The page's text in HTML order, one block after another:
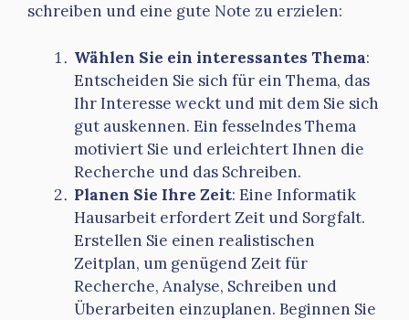
schreiben und eine gute Note zu erzielen:
Wählen Sie ein interessantes Thema:
Entscheiden Sie sich für ein Thema, das
Ihr Interesse weckt und mit dem Sie sich
gut auskennen. Ein fesselndes Thema
motiviert Sie und erleichtert Ihnen die
Recherche und das Schreiben.
Planen Sie Ihre Zeit: Eine Informatik
Hausarbeit erfordert Zeit und Sorgfalt.
Erstellen Sie einen realistischen
Zeitplan, um genügend Zeit für
Recherche, Analyse, Schreiben und
Überarbeiten einzuplanen. Beginnen Sie